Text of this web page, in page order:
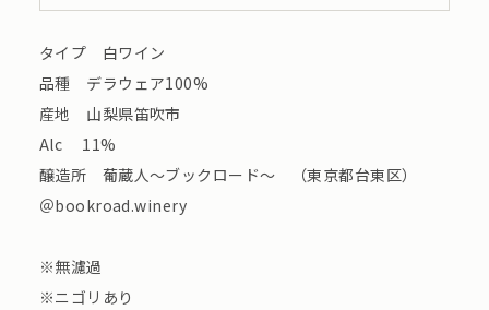
タイプ 白ワイン
品種 デラウェア100%
産地 山梨県笛吹市
Alc 11%
醸造所 葡蔵人〜ブックロード〜 （東京都台東区）
＠bookroad.winery
※無濾過
※ニゴリあり